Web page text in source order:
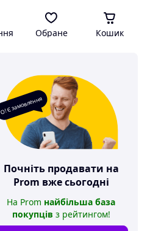
Обране Кошик
Є замовлення
Почніть продавати на
Prom вже сьогодні
На Prom найбільша база
покупців з рейтингом!